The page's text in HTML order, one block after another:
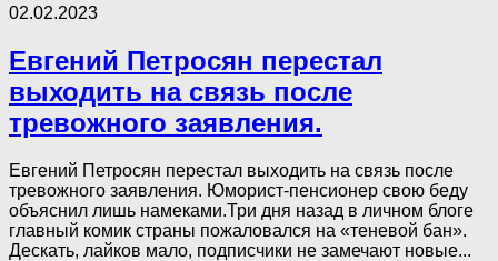
02.02.2023
Евгений Петросян перестал
выходить на связь после
тревожного заявления.
Евгений Петросян перестал выходить на связь после
тревожного заявления. Юморист-пенсионер свою беду
объяснил лишь намеками.Три дня назад в личном блоге
главный комик страны пожаловался на «теневой бан».
Дескать, лайков мало, подписчики не замечают новые...